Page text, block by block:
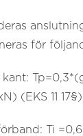
för
(EKS 11 17§)
Ti